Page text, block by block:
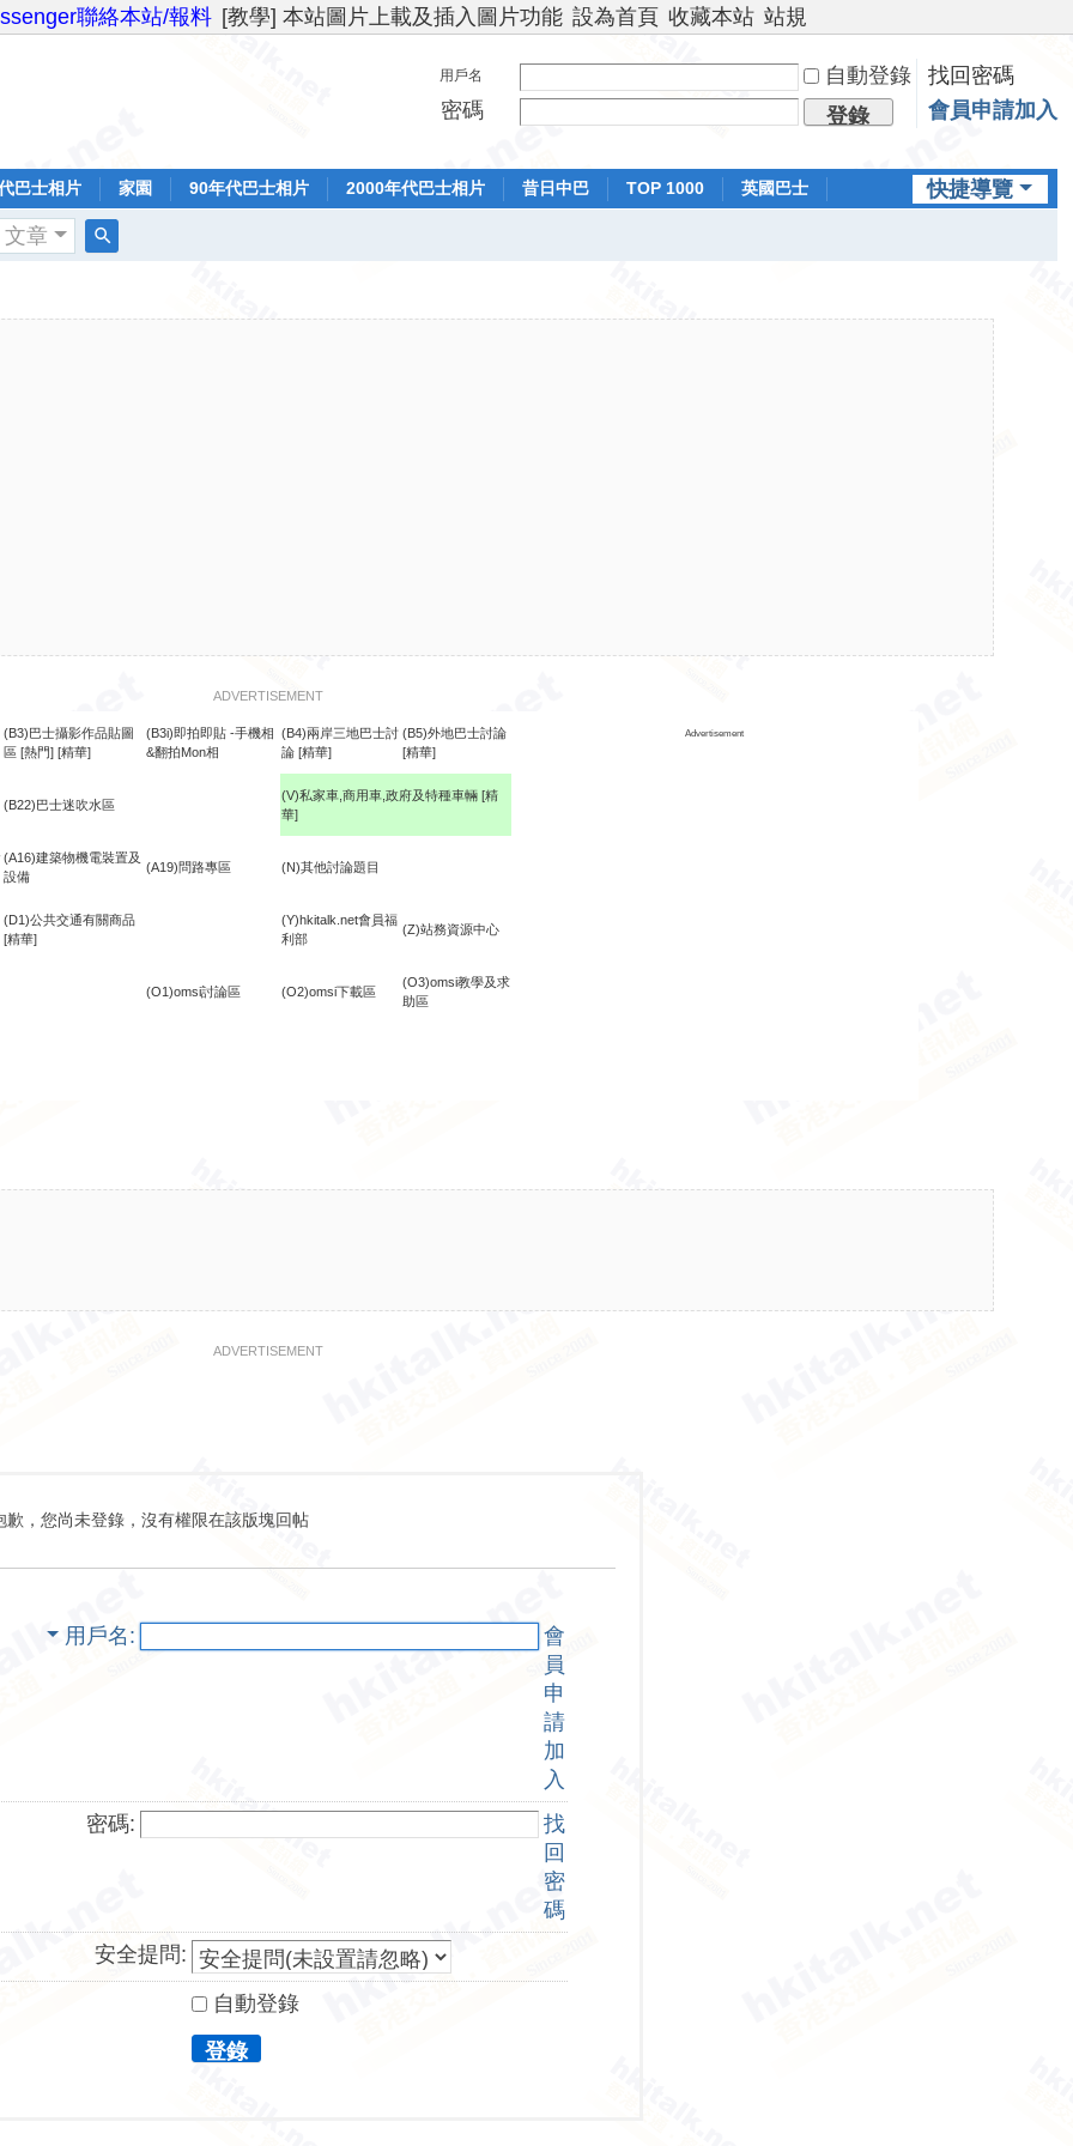
聯絡本站/報料 [教學] 本站圖片上載及插入圖片功能 設為首頁 收藏本站 站規
用戶名 自動登錄
找回密碼
密碼
登錄 會員申請加入
快捷導覽
巴士相片 家園 90年代巴士相片 2000年代巴士相片 昔日中巴 TOP 1000
英國巴士
文章
ADVERTISEMENT
(B3)巴士攝影作品貼圖
區 [熱門] [精華]
(B3i)即拍即貼 -手機相
&翻拍Mon相
(B4)兩岸三地巴士討
論 [精華]
(B5)外地巴士討論
[精華]
Advertisement
(B22)巴士迷吹水區
(V)私家車,商用車,政府及特種車輛 [精
華]
(A16)建築物機電裝置及
設備
(A19)問路專區 (N)其他討論題目
(D1)公共交通有關商品
[精華]
(Y)hkitalk.net會員福
利部
(Z)站務資源中心
(O1)omsi討論區 (O2)omsi下載區
(O3)omsi教學及求
助區
ADVERTISEMENT
歉，您尚未登錄，沒有權限在該版塊回帖
用戶名
會
員
申
請
加
入
密碼:
找
回
密
碼
安全提問:
自動登錄
登錄